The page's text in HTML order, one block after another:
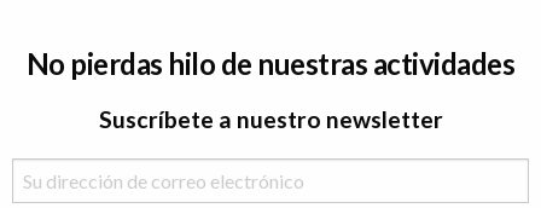
No pierdas hilo de nuestras actividades
Suscríbete a nuestro newsletter